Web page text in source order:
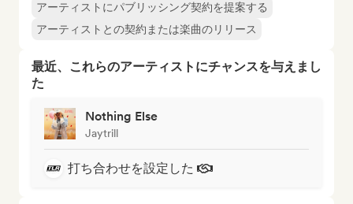
アーティストにパブリッシング契約を提案する
アーティストとの契約または楽曲のリリース
最近、これらのアーティストにチャンスを与えまし
た
Nothing Else
Jaytrill
打ち合わせを設定した